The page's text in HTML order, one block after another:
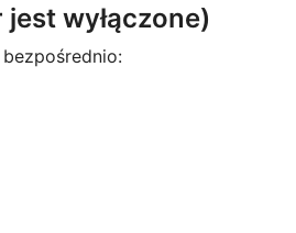
wyłączone)